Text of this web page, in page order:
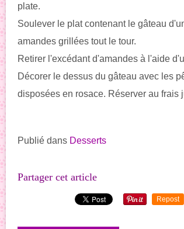
plate.
Soulever le plat contenant le gâteau
amandes grillées tout le tour.
Retirer l'excédant d'amandes à l'aide
Décorer le dessus du gâteau avec les
disposées en rosace. Réserver au frais
Publié dans Desserts
Partager cet article
Repost